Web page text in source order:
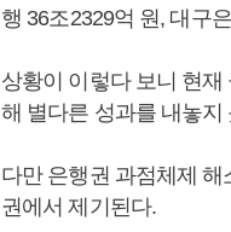
행 36조2329억 원, 대구
상황이 이렇다 보니 현
해 별다른 성과를 내놓지
다만 은행권 과점체제
권에서 제기된다.